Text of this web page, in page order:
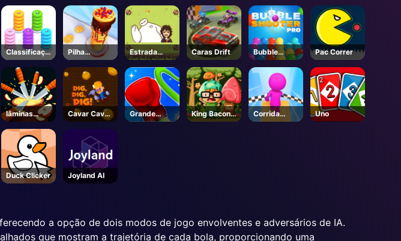
Classificaçã
o Hoop
Pilha
Panqueca
Estrada
engraçada
Caras Drift
Bubble
Shooter Pro
Pac Correr
lâminas
ardentes
Cavar Cavar
Cavar
Grande
Punch
King Bacon
vs Veganos
Corrida
Outono 3d
Uno
Duck Clicker Joyland AI
a opção de dois modos de jogo envolventes e adversários de IA.
que mostram a trajetória de cada bola, proporcionando uma